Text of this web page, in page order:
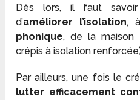
Dès lors, il faut
d’améliorer l’isolation,
phonique, de la maison
crépis à isolation
Par ailleurs, une fois le
lutter efficacement